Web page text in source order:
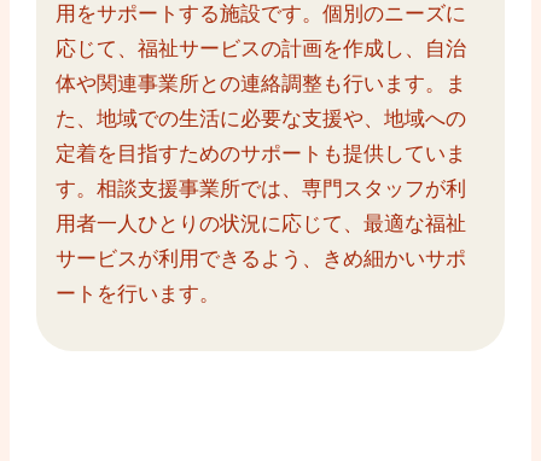
用をサポートする施設です。個別のニーズに
応じて、福祉サービスの計画を作成し、自治
体や関連事業所との連絡調整も行います。ま
た、地域での生活に必要な支援や、地域への
定着を目指すためのサポートも提供していま
す。相談支援事業所では、専門スタッフが利
用者一人ひとりの状況に応じて、最適な福祉
サービスが利用できるよう、きめ細かいサポ
ートを行います。